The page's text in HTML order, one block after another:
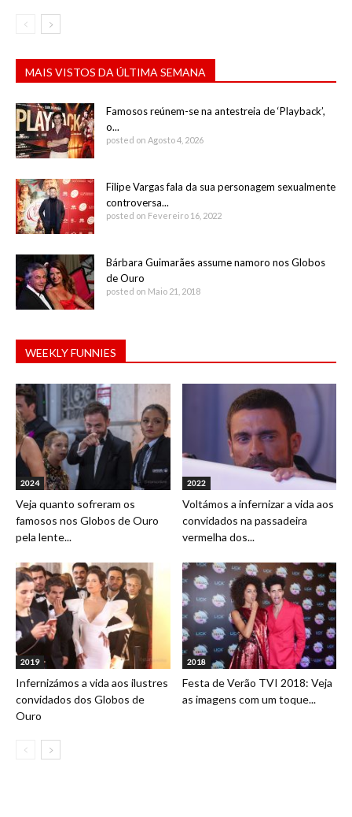
MAIS VISTOS DA ÚLTIMA SEMANA
Famosos reúnem-se na antestreia de ‘Playback’,
o...
posted on Agosto 4, 2026
Filipe Vargas fala da sua personagem sexualmente
controversa...
posted on Fevereiro 16, 2022
Bárbara Guimarães assume namoro nos Globos
de Ouro
posted on Maio 21, 2018
WEEKLY FUNNIES
2024
Veja quanto sofreram os
famosos nos Globos de Ouro
pela lente...
2022
Voltámos a infernizar a vida aos
convidados na passadeira
vermelha dos...
2019
Infernizámos a vida aos ilustres
convidados dos Globos de
Ouro
2018
Festa de Verão TVI 2018: Veja
as imagens com um toque...